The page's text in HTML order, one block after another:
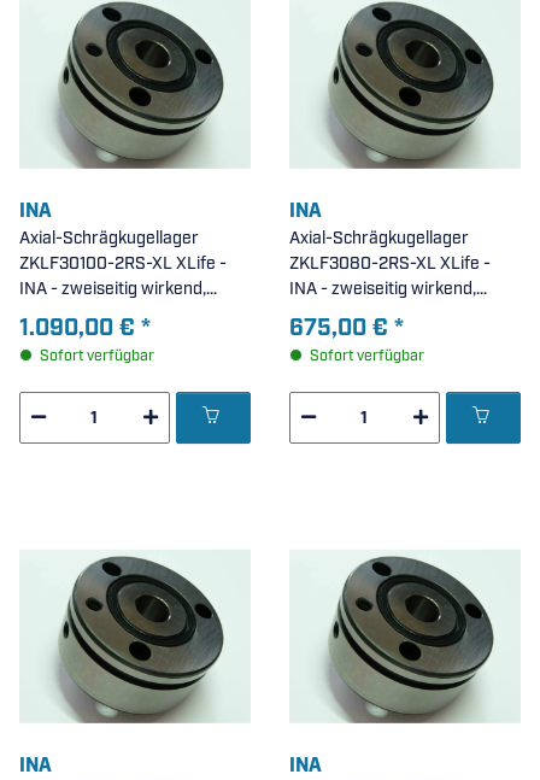
INA
Axial-Schrägkugellager
ZKLF30100-2RS-XL XLife -
INA - zweiseitig wirkend,
anschraubbar, beidseitig
Lippendichtung (
30x100x38mm )
1.090,00 € *
Sofort verfügbar
INA
Axial-Schrägkugellager
ZKLF3080-2RS-XL XLife -
INA - zweiseitig wirkend,
anschraubbar, beidseitig
Lippendichtung (
30x80x28mm )
675,00 € *
Sofort verfügbar
INA INA